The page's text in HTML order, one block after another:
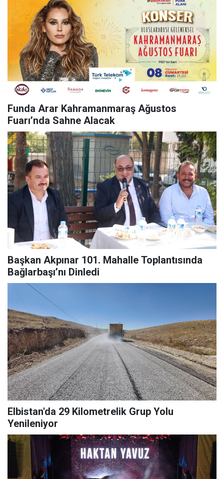
Funda Arar Kahramanmaraş Ağustos
Fuarı’nda Sahne Alacak
Başkan Akpınar 101. Mahalle Toplantısında
Bağlarbaşı’nı Dinledi
Elbistan'da 29 Kilometrelik Grup Yolu
Yenileniyor